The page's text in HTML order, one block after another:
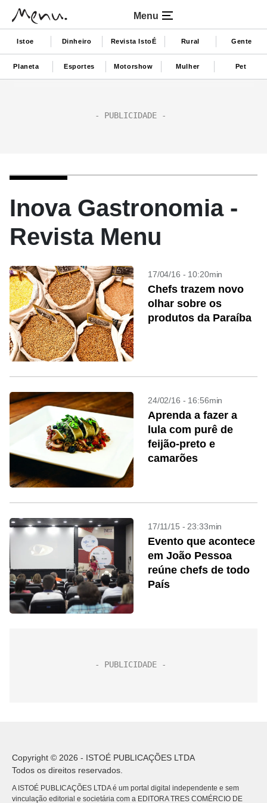
Menu
Istoe Dinheiro Revista IstoÉ Rural Gente
Planeta Esportes Motorshow Mulher Pet
Inova Gastronomia -
Revista Menu
17/04/16 - 10:20min
Chefs trazem novo
olhar sobre os
produtos da Paraíba
24/02/16 - 16:56min
Aprenda a fazer a
lula com purê de
feijão-preto e
camarões
17/11/15 - 23:33min
Evento que acontece
em João Pessoa
reúne chefs de todo
País
Copyright © 2026 - ISTOÉ PUBLICAÇÕES LTDA
Todos os direitos reservados.
A ISTOÉ PUBLICAÇÕES LTDA é um portal digital independente e sem
vinculação editorial e societária com a EDITORA TRES COMÉRCIO DE